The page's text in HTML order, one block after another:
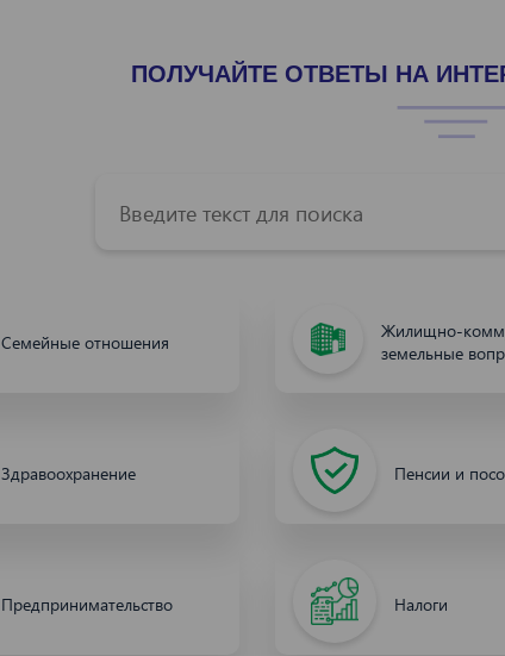
ПОЛУЧАЙТЕ ОТВЕТЫ НА
Семейные отношения
Жилищно-
земельные
Здравоохранение Пенсии и
Предпринимательство Налоги